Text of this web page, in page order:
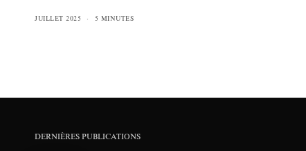
JUILLET 2025 5 MINUTES
DERNIÈRES PUBLICATIONS